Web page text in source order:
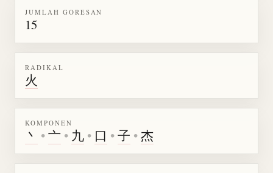
JUMLAH GORESAN
15
RADIKAL
火
KOMPONEN
丶 •亠 • 九 • 口 •子 •杰